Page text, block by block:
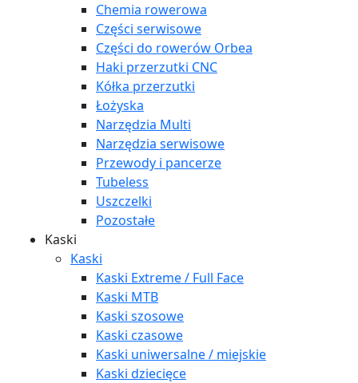
Chemia rowerowa
Części serwisowe
Części do rowerów Orbea
Haki przerzutki CNC
Kółka przerzutki
Łożyska
Narzędzia Multi
Narzędzia serwisowe
Przewody i pancerze
Tubeless
Uszczelki
Pozostałe
Kaski
Kaski
Kaski Extreme / Full Face
Kaski MTB
Kaski szosowe
Kaski czasowe
Kaski uniwersalne / miejskie
Kaski dziecięce